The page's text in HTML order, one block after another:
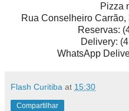
Pizza
Rua Conselheiro
Reservas:
Delivery:
WhatsApp
Flash Curitiba at 15:30
Compartilhar